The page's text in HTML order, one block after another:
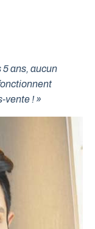
5 ans, aucun
vente ! »